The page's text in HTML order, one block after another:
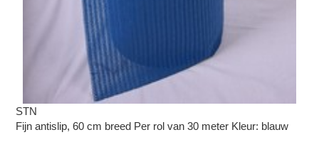
STN
Fijn antislip, 60 cm breed Per rol van 30 meter Kleur: blauw